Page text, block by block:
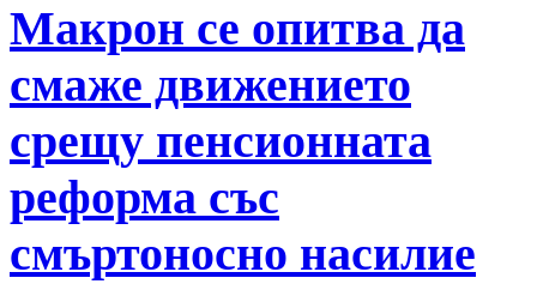
Макрон се опитва да
смаже движението
срещу пенсионната
реформа със
смъртоносно насилие